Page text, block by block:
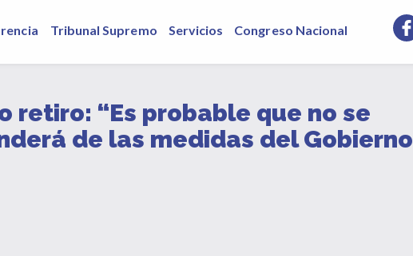
Tribunal Supremo Servicios Congreso Nacional
retiro: “Es probable que no se
de las medidas del Gobierno